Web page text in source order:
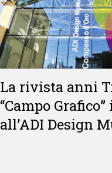
La rivista anni
“Campo
all’ADI Design